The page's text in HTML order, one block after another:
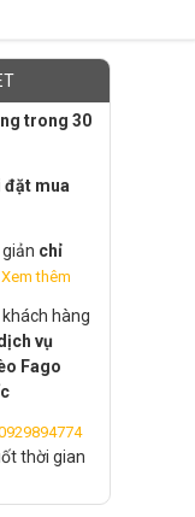
trong 30
đặt mua
chỉ
Xem thêm
hàng
vụ
Fago
thời gian